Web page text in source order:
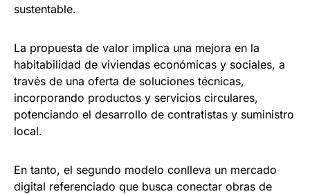
sustentable.
La propuesta de valor implica una mejora en la
habitabilidad de viviendas económicas y sociales, a
través de una oferta de soluciones técnicas,
incorporando productos y servicios circulares,
potenciando el desarrollo de contratistas y suministro
local.
En tanto, el segundo modelo conlleva un mercado
digital referenciado que busca conectar obras de